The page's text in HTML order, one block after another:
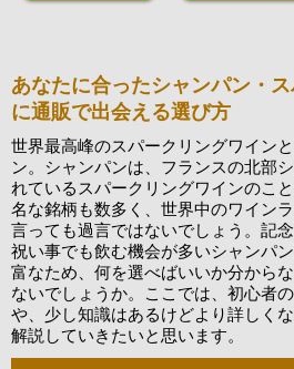
あなたに合ったシャンパン・
に通販で出会える選び方
世界最高峰のスパークリングワイン
ン。シャンパンは、フランスの北部
れているスパークリングワインのこ
名な銘柄も数多く、世界中のワイン
言っても過言ではないでしょう。記
祝い事でも飲む機会が多いシャンパ
富なため、何を選べばいいか分から
ないでしょうか。ここでは、初心者
や、少し知識はあるけどより詳しく
解説していきたいと思います。